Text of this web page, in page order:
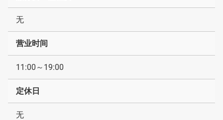
无
营业时间
11:00～19:00
定休日
无